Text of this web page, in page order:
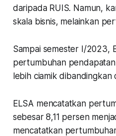
daripada RUIS. Namun,
skala bisnis, melainkan
Sampai semester I/2023,
pertumbuhan
lebih ciamik dibandingkan
ELSA mencatatkan
sebesar 8,11 persen
mencatatkan